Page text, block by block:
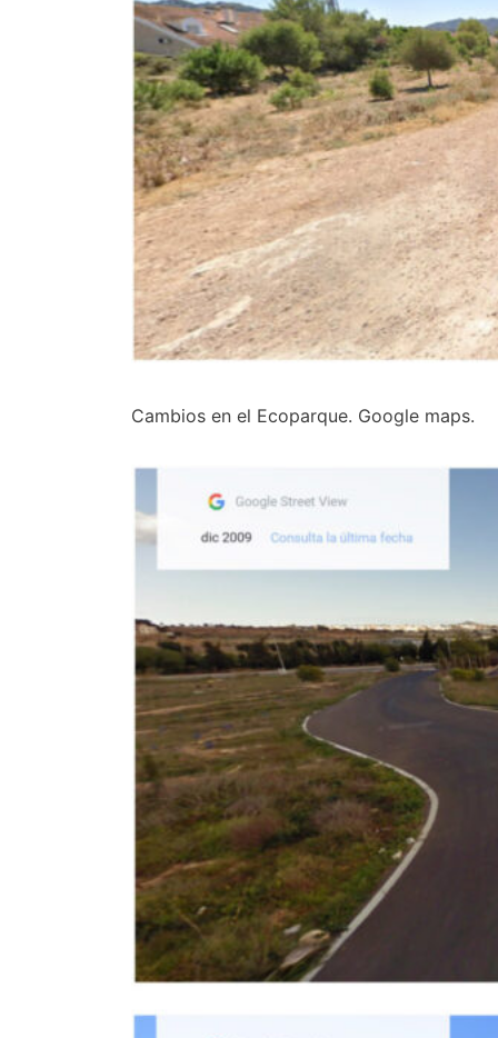
Cambios en el Ecoparque. Google maps.